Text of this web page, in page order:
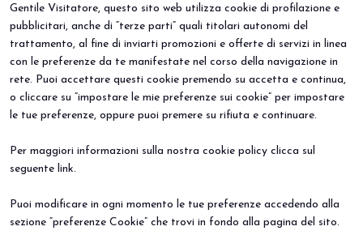
Gentile Visitatore, questo sito web utilizza cookie di profilazione e
pubblicitari, anche di “terze parti” quali titolari autonomi del
trattamento, al fine di inviarti promozioni e offerte di servizi in linea
con le preferenze da te manifestate nel corso della navigazione in
rete. Puoi accettare questi cookie premendo su accetta e continua,
o cliccare su “impostare le mie preferenze sui cookie” per impostare
le tue preferenze, oppure puoi premere su rifiuta e continuare.
Per maggiori informazioni sulla nostra cookie policy clicca sul
seguente link.
Puoi modificare in ogni momento le tue preferenze accedendo alla
sezione “preferenze Cookie” che trovi in fondo alla pagina del sito.
BEER&FOOD ATTRACTION
Edizione 2027
Settori espositivi
Contatti
VISITA
Perché visitare
Info utili
Area riservata
ESPONI
Perché esporre
Prenota il tuo stand
EVENTI
Eventi e progetti speciali